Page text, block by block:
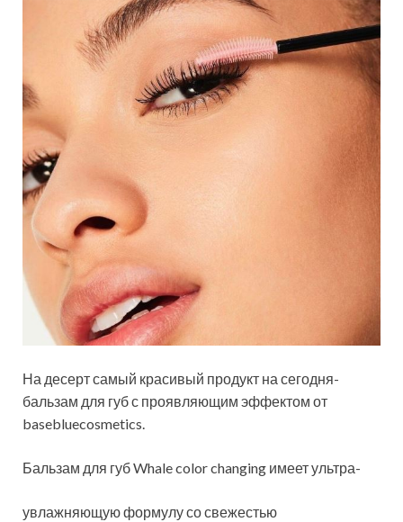
На десерт самый красивый продукт на сегодня-
бальзам для губ с проявляющим эффектом от
basebluecosmetics.
Бальзам для губ Whale color changing имеет ультра-
увлажняющую формулу со свежестью